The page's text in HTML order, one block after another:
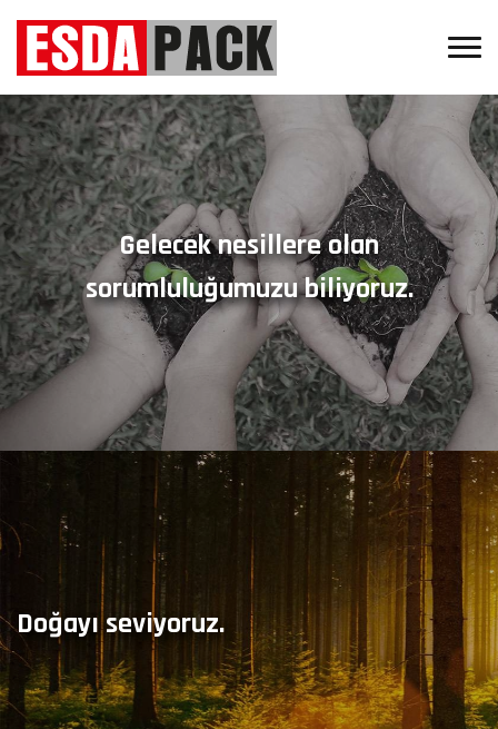
Gelecek nesillere olan
sorumluluğumuzu biliyoruz.
Doğayı seviyoruz.